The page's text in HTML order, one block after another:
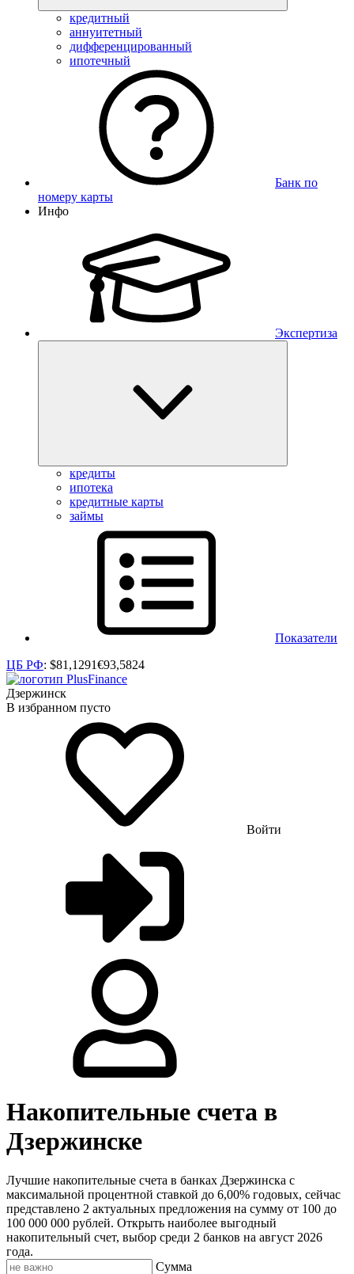
кредитный
аннуитетный
дифференцированный
ипотечный
Банк по
номеру карты
Инфо
Экспертиза
кредиты
ипотека
кредитные карты
займы
Показатели
ЦБ РФ: $81,1291€93,5824
Дзержинск
В избранном пусто
Войти
Накопительные счета в
Дзержинске
Лучшие накопительные счета в банках Дзержинска с
максимальной процентной ставкой до 6,00% годовых, сейчас
представлено 2 актуальных предложения на сумму от 100 до
100 000 000 рублей. Открыть наиболее выгодный
накопительный счет, выбор среди 2 банков на август 2026
года.
Сумма